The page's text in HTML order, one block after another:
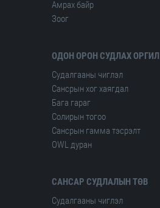
Амрах байр
Зоог
ОДОН ОРОН СУДЛАХ ОРГИЛ
Судалгааны чиглэл
Сансрын хог хаягдал
Бага гараг
Солирын тогоо
Сансрын гамма тэсрэлт
OWL дуран
САНСАР СУДЛАЛЫН ТӨВ
Судалгааны чиглэл